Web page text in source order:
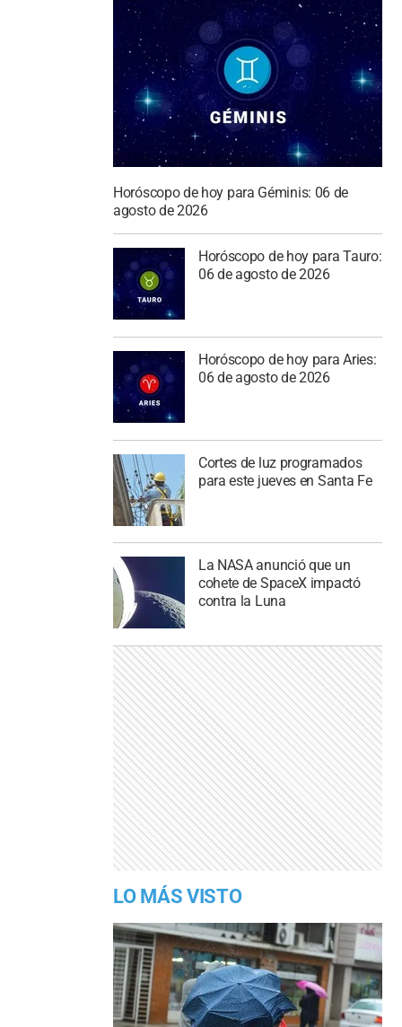
Horóscopo de hoy para Géminis: 06 de
agosto de 2026
Horóscopo de hoy para Tauro:
06 de agosto de 2026
Horóscopo de hoy para Aries:
06 de agosto de 2026
Cortes de luz programados
para este jueves en Santa Fe
La NASA anunció que un
cohete de SpaceX impactó
contra la Luna
LO MÁS VISTO